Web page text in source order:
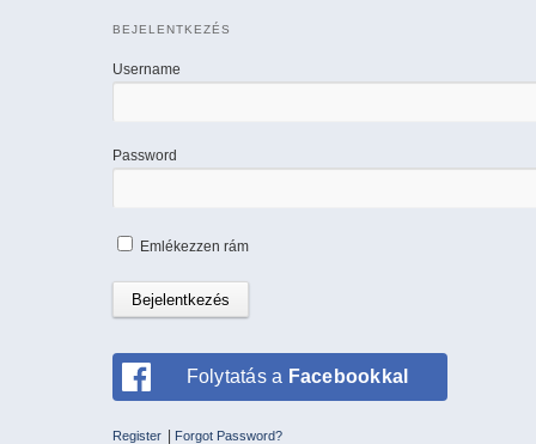
BEJELENTKEZÉS
Username
Password
Emlékezzen rám
Folytatás a Facebookkal
Register Forgot Password?